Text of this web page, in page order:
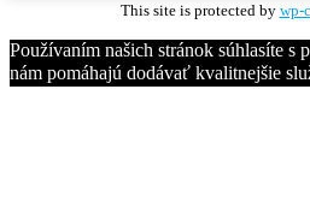
This site is protected by wp-
Používaním našich stránok súhlasíte s
nám pomáhajú dodávať kvalitnejšie